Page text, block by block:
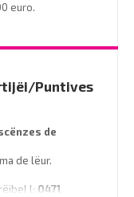
euro.
Puntives
de
de lëur.
l: 0471